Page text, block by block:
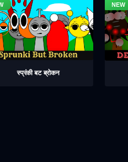
स्प्रंकी बट ब्रोकन